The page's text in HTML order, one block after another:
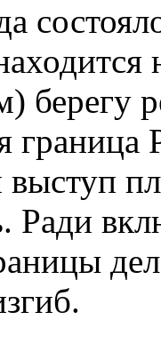
берегу
граница
Ради